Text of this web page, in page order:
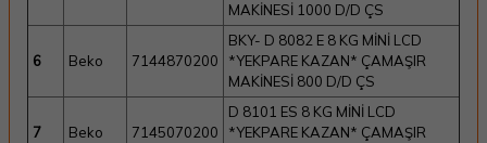
MAKİNESİ 1000 D/D ÇS
6 Beko 7144870200
BKY- D 8082 E 8 KG MİNİ LCD
*YEKPARE KAZAN* ÇAMAŞIR
MAKİNESİ 800 D/D ÇS
7 Beko 7145070200
D 8101 ES 8 KG MİNİ LCD
*YEKPARE KAZAN* ÇAMAŞIR